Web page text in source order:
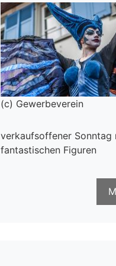
(c) Gewerbeverein
verkaufsoffener Sonntag
fantastischen Figuren